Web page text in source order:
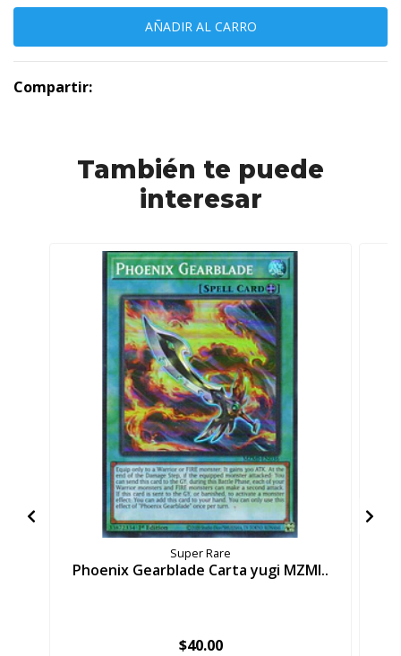
Compartir:
También te puede
interesar
Super Rare
Phoenix Gearblade Carta yugi MZMI..
$40.00